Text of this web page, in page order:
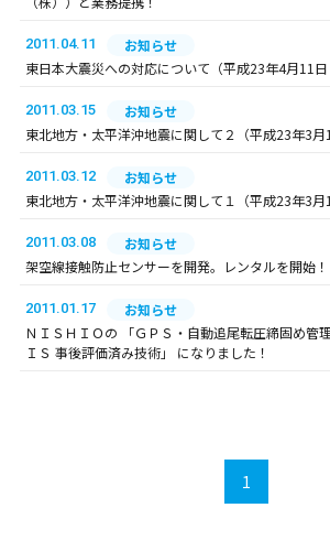
2011.04.11
お知らせ
東日本大震災への対応について（平成23年4月11日
2011.03.15
お知らせ
東北地方・太平洋沖地震に関して２（平成23年3月
2011.03.12
お知らせ
東北地方・太平洋沖地震に関して１（平成23年3月
2011.03.08
お知らせ
架空線接触防止センサーを開発。レンタルを開始！
2011.01.17
お知らせ
ＮＩＳＨＩＯの 「ＧＰＳ・自動追尾転圧締固め管
ＩＳ 事後評価済み技術」 になりました！
1